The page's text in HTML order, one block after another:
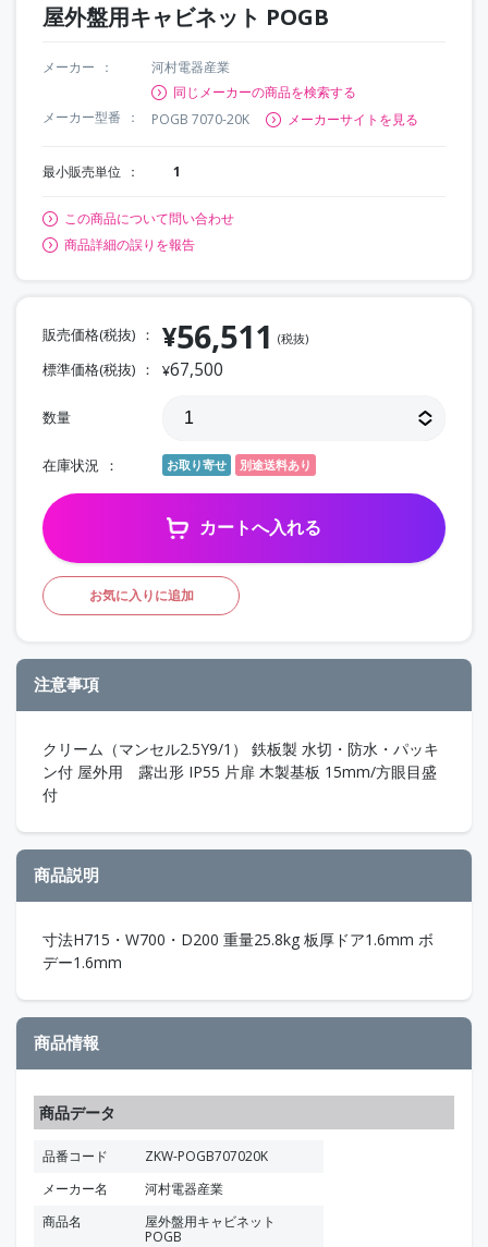
屋外盤用キャビネット POGB
メーカー
河村電器産業
同じメーカーの商品を検索する
メーカー型番
POGB 7070-20K メーカーサイトを見る
最小販売単位 1
この商品について問い合わせ
商品詳細の誤りを報告
販売価格(税抜) ¥56,511 (税抜)
標準価格(税抜) ¥67,500
数量
在庫状況 お取り寄せ 別途送料あり
カートへ入れる
お気に入りに追加
注意事項
クリーム（マンセル2.5Y9/1） 鉄板製 水切・防水・パッキ
ン付 屋外用 露出形 IP55 片扉 木製基板 15mm/方眼目盛
付
商品説明
寸法H715・W700・D200 重量25.8kg 板厚ドア1.6mm ボ
デー1.6mm
商品情報
商品データ
品番コード
ZKW-POGB707020K
メーカー名
河村電器産業
商品名
屋外盤用キャビネット
POGB